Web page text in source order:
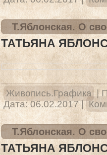
Т.Яблонская. О
ТАТЬЯНА
Живопись.Графика |
Дата: 06.02.2017 |
Т.Яблонская. О
ТАТЬЯНА